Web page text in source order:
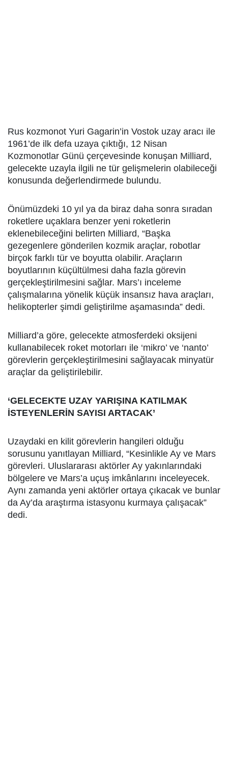
Rus kozmonot Yuri Gagarin’in Vostok uzay aracı ile
1961’de ilk defa uzaya çıktığı, 12 Nisan
Kozmonotlar Günü çerçevesinde konuşan Milliard,
gelecekte uzayla ilgili ne tür gelişmelerin olabileceği
konusunda değerlendirmede bulundu.
Önümüzdeki 10 yıl ya da biraz daha sonra sıradan
roketlere uçaklara benzer yeni roketlerin
eklenebileceğini belirten Milliard, “Başka
gezegenlere gönderilen kozmik araçlar, robotlar
birçok farklı tür ve boyutta olabilir. Araçların
boyutlarının küçültülmesi daha fazla görevin
gerçekleştirilmesini sağlar. Mars’ı inceleme
çalışmalarına yönelik küçük insansız hava araçları,
helikopterler şimdi geliştirilme aşamasında” dedi.
Milliard’a göre, gelecekte atmosferdeki oksijeni
kullanabilecek roket motorları ile ‘mikro’ ve ‘nanto’
görevlerin gerçekleştirilmesini sağlayacak minyatür
araçlar da geliştirilebilir.
‘GELECEKTE UZAY YARIŞINA KATILMAK
İSTEYENLERİN SAYISI ARTACAK’
Uzaydaki en kilit görevlerin hangileri olduğu
sorusunu yanıtlayan Milliard, “Kesinlikle Ay ve Mars
görevleri. Uluslararası aktörler Ay yakınlarındaki
bölgelere ve Mars’a uçuş imkânlarını inceleyecek.
Aynı zamanda yeni aktörler ortaya çıkacak ve bunlar
da Ay’da araştırma istasyonu kurmaya çalışacak”
dedi.